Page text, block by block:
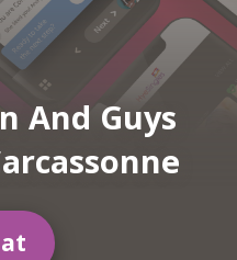
And Guys